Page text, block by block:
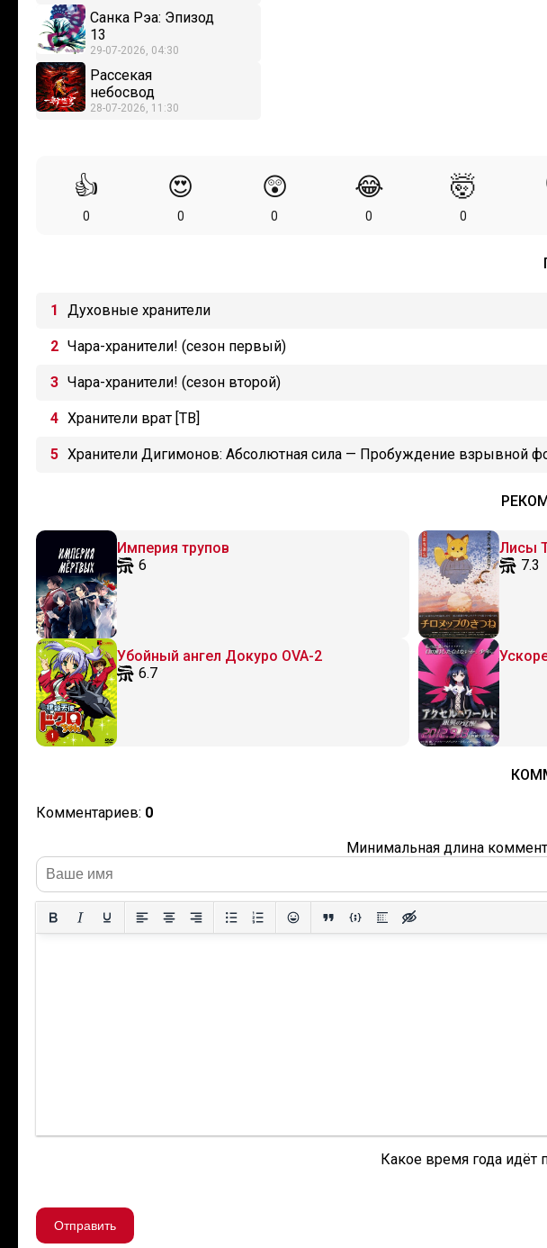
Санка Рэа: Эпизод
13
29-07-2026, 04:30
Рассекая
небосвод
28-07-2026, 11:30
👍
0
😍
0
😲
0
😂
0
🤯
0
Духовные хранители
Чара-хранители! (сезон первый)
Чара-хранители! (сезон второй)
Хранители врат [ТВ]
Хранители Дигимонов: Абсолютная сила — Пробуждение взрывной
Империя трупов
6
Лисы
7.3
Убойный ангел Докуро OVA-2
6.7
Комментариев: 0
Минимальная длина
Какое время года идёт
Отправить